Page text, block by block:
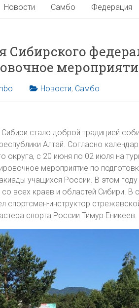
Новости Самбо Федерация
Сибирского
Новости, Самбо
стало доброй традицией
Алтай. Согласно
округа, с 20 июня по 02 июля на
мероприятие по
учащихся России. В этом
всех краев и областей Сибири.
спортcмен-инструктор
спорта России Тимур Еникеев.